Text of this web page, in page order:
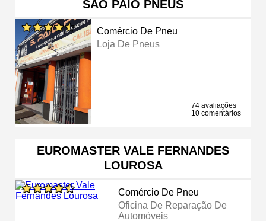
SAO PAIO PNEUS
Comércio De Pneu
Loja De Pneus
74 avaliações
10 comentários
EUROMASTER VALE FERNANDES
LOUROSA
Comércio De Pneu
Oficina De Reparação De
Automóveis